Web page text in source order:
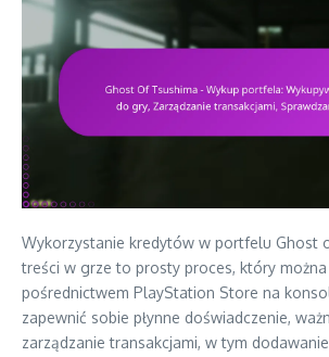
Wykorzystanie kredytów w portfelu Ghost
treści w grze to prosty proces, który
pośrednictwem PlayStation Store na
zapewnić sobie płynne doświadczenie,
zarządzanie transakcjami, w tym